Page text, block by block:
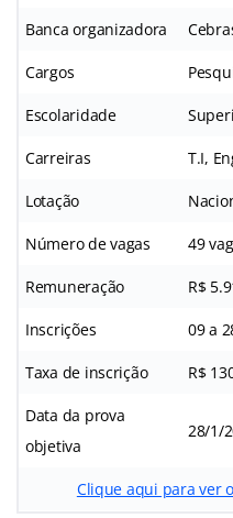
Banca organizadora
Cargos
Escolaridade
Carreiras T.I,
Lotação
Número de vagas 49
Remuneração R$
Inscrições 09 a
Taxa de inscrição R$
Data da prova
objetiva
28/1/
Clique aqui para ver